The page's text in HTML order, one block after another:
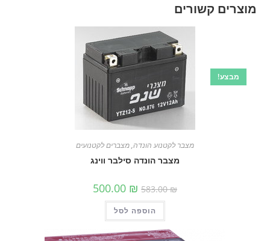
מוצרים קשורים
מבצע!
מצבר לקטנוע הונדה,מצברים לקטנועים
מצבר הונדה סילבר ווינג
583.00₪ המחיר
המקורי
היה:
583.00 ₪.
500.00 ₪
הוספה לסל